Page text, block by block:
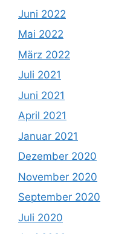
Juni 2022
Mai 2022
März 2022
Juli 2021
Juni 2021
April 2021
Januar 2021
Dezember 2020
November 2020
September 2020
Juli 2020